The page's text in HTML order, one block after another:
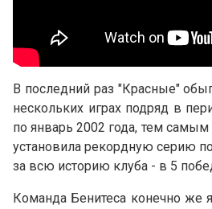
В последний раз "Красные"
нескольких играх подряд в
по январь 2002 года, тем
установила рекордную серию
за всю историю клуба - в 5
Команда Бенитеса конечно же